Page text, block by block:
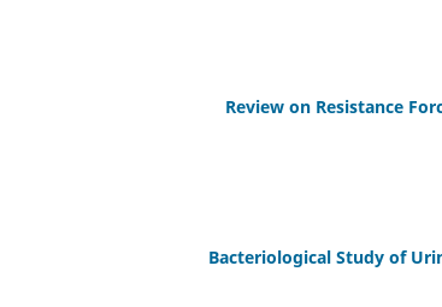
Review on Resistance
Bacteriological Study of